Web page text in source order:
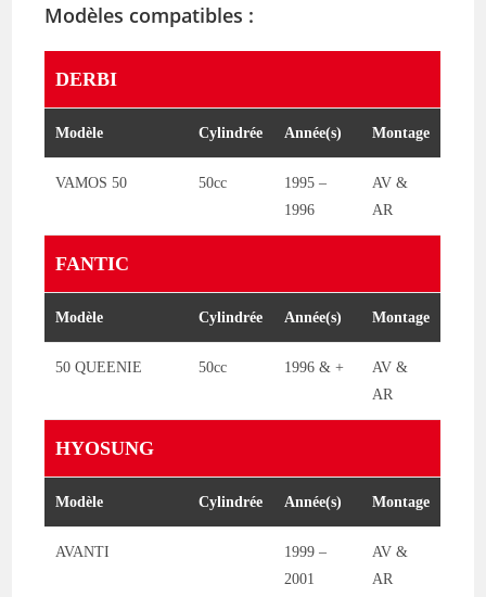
Modèles compatibles :
DERBI
Modèle Cylindrée Année(s) Montage
VAMOS 50 50cc
1995 –
1996
AV &
AR
FANTIC
Modèle Cylindrée Année(s) Montage
50 QUEENIE 50cc 1996 & +
AV &
AR
HYOSUNG
Modèle Cylindrée Année(s) Montage
AVANTI
1999 –
2001
AV &
AR